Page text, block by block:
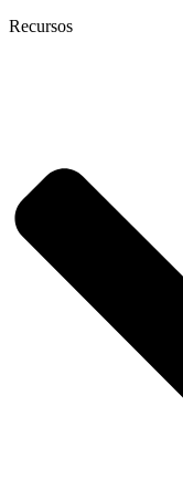
Recursos